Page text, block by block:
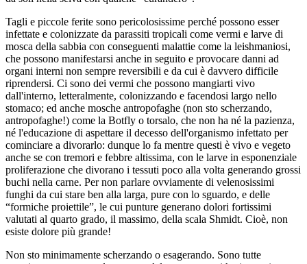
Tagli e piccole ferite sono pericolosissime perché possono esser
infettate e colonizzate da parassiti tropicali come vermi e larve di
mosca della sabbia con conseguenti malattie come la leishmaniosi,
che possono manifestarsi anche in seguito e provocare danni ad
organi interni non sempre reversibili e da cui è davvero difficile
riprendersi. Ci sono dei vermi che possono mangiarti vivo
dall'interno, letteralmente, colonizzando e facendosi largo nello
stomaco; ed anche mosche antropofaghe (non sto scherzando,
antropofaghe!) come la Botfly o torsalo, che non ha né la pazienza,
né l'educazione di aspettare il decesso dell'organismo infettato per
cominciare a divorarlo: dunque lo fa mentre questi è vivo e vegeto
anche se con tremori e febbre altissima, con le larve in esponenziale
proliferazione che divorano i tessuti poco alla volta generando grossi
buchi nella carne. Per non parlare ovviamente di velenosissimi
funghi da cui stare ben alla larga, pure con lo sguardo, e delle
“formiche proiettile”, le cui punture generano dolori fortissimi
valutati al quarto grado, il massimo, della scala Shmidt. Cioè, non
esiste dolore più grande!
Non sto minimamente scherzando o esagerando. Sono tutte